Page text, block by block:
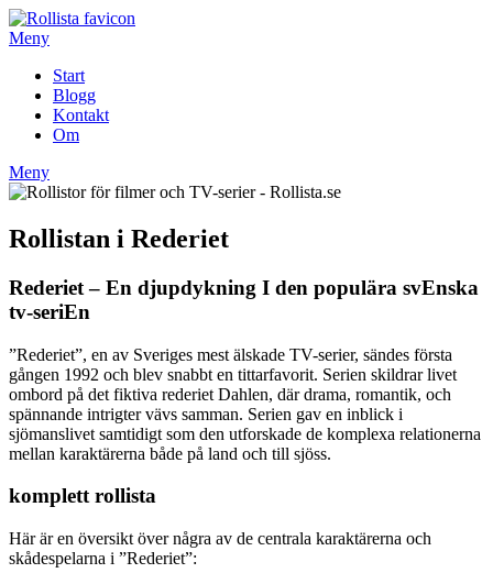
Hoppa
till
Meny
Start
Blogg
Kontakt
Om
Meny
Rollistan i Rederiet
Rederiet – En djupdykning I den populära svEnska
tv-seriEn
”Rederiet”, en av Sveriges mest älskade TV-serier, sändes första
gången 1992 och blev snabbt en tittarfavorit. Serien skildrar livet
ombord på det fiktiva rederiet Dahlen, där drama, romantik, och
spännande intrigter vävs samman. Serien gav en inblick i
sjömanslivet samtidigt som den utforskade de komplexa relationerna
mellan karaktärerna både på land och till sjöss.
komplett rollista
Här är en översikt över några av de centrala karaktärerna och
skådespelarna i ”Rederiet”: